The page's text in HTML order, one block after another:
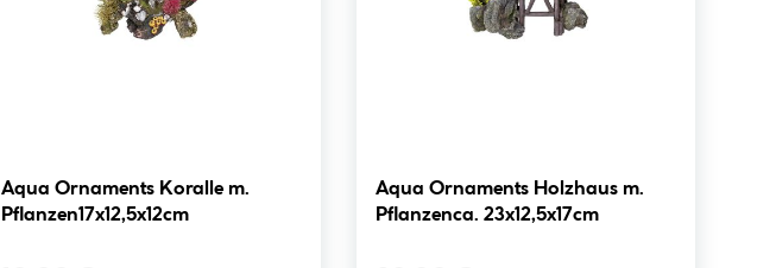
Aqua Ornaments Koralle m.
Pflanzen17x12,5x12cm
Aqua Ornaments Holzhaus m.
Pflanzenca. 23x12,5x17cm